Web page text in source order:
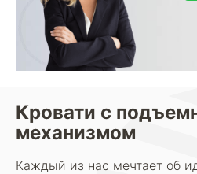
Кровати с
механизмом
Каждый из нас мечтает об